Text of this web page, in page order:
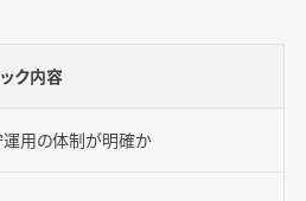
ク内容
用の体制が明確か